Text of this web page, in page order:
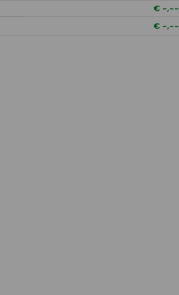
€ -,--
€ -,--